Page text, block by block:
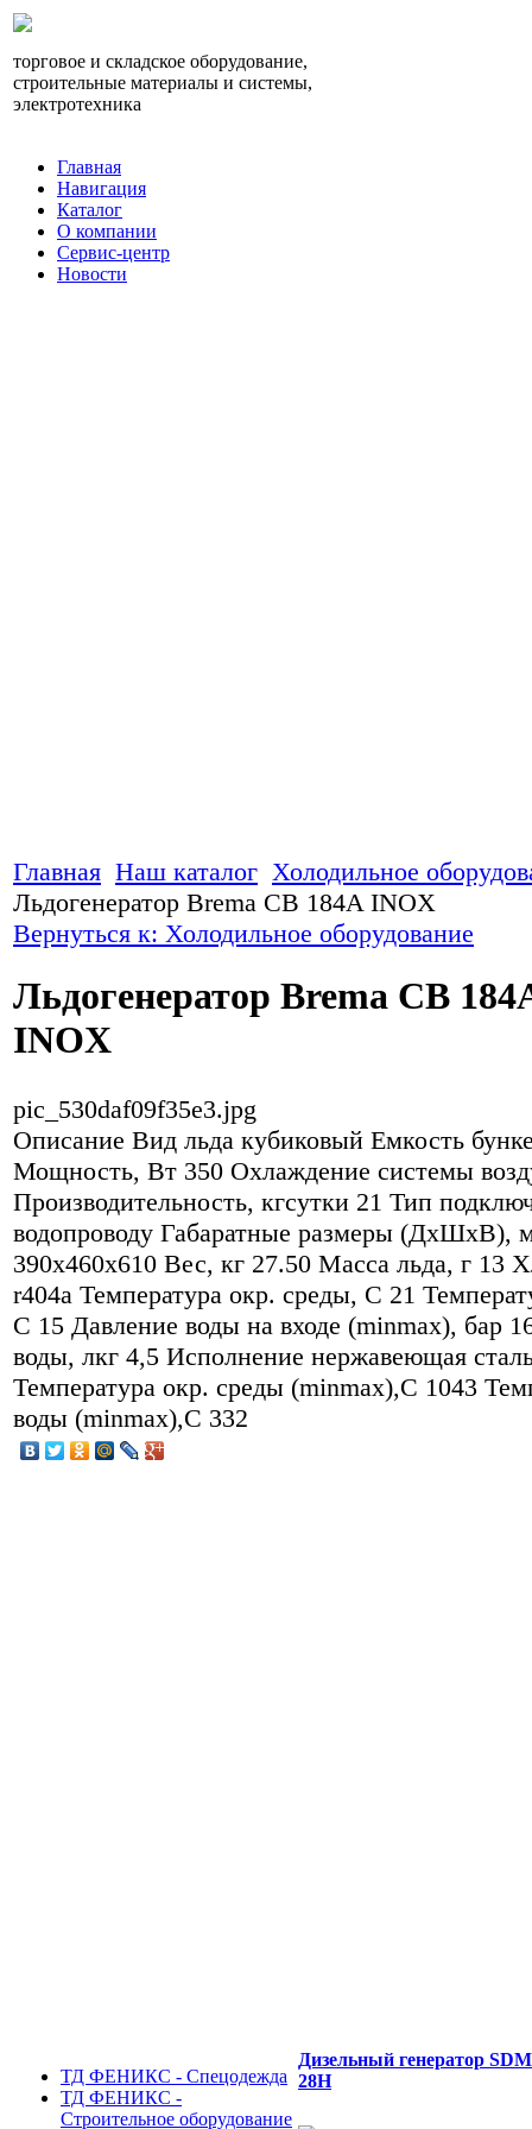
торговое и складское оборудование,
строительные материалы и системы,
электротехника
Главная
Навигация
Каталог
О компании
Сервис-центр
Новости
Главная Наш каталог Холодильное
Льдогенератор Brema СВ 184A INOX
Вернуться к: Холодильное оборудование
Льдогенератор Brema СВ
INOX
pic_530daf09f35e3.jpg
Описание Вид льда кубиковый Емкость
Мощность, Вт 350 Охлаждение системы
Производительность, кгсутки 21 Тип
водопроводу Габаратные размеры (ДхШхВ),
390x460x610 Вес, кг 27.50 Масса льда, г 13
r404a Температура окр. среды, С 21
С 15 Давление воды на входе (minmax), бар
воды, лкг 4,5 Исполнение нержавеющая
Температура окр. среды (minmax),С 1043
воды (minmax),С 332
ТД ФЕНИКС - Спецодежда
ТД ФЕНИКС -
Строительное оборудование
Дизельный генератор
28H